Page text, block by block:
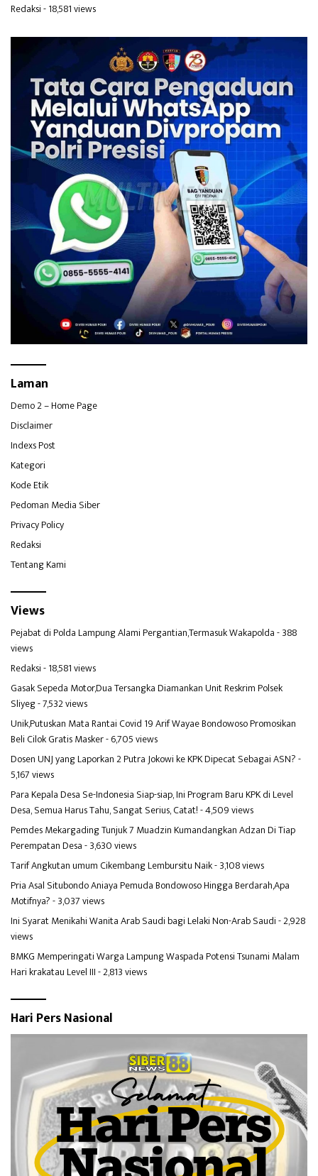
Redaksi- 18,581 views
Laman
Demo 2 – Home Page
Disclaimer
Indexs Post
Kategori
Kode Etik
Pedoman Media Siber
Privacy Policy
Redaksi
Tentang Kami
Views
Pejabat di Polda Lampung Alami Pergantian,Termasuk Wakapolda- 388
views
Redaksi- 18,581 views
Gasak Sepeda Motor,Dua Tersangka Diamankan Unit Reskrim Polsek
Sliyeg- 7,532 views
Unik,Putuskan Mata Rantai Covid 19 Arif Wayae Bondowoso Promosikan
Beli Cilok Gratis Masker- 6,705 views
Dosen UNJ yang Laporkan 2 Putra Jokowi ke KPK Dipecat Sebagai ASN?-
5,167 views
Para Kepala Desa Se-Indonesia Siap-siap, Ini Program Baru KPK di Level
Desa, Semua Harus Tahu, Sangat Serius, Catat!- 4,509 views
Pemdes Mekargading Tunjuk 7 Muadzin Kumandangkan Adzan Di Tiap
Perempatan Desa- 3,630 views
Tarif Angkutan umum Cikembang Lembursitu Naik- 3,108 views
Pria Asal Situbondo Aniaya Pemuda Bondowoso Hingga Berdarah,Apa
Motifnya?- 3,037 views
Ini Syarat Menikahi Wanita Arab Saudi bagi Lelaki Non-Arab Saudi- 2,928
views
BMKG Memperingati Warga Lampung Waspada Potensi Tsunami Malam
Hari krakatau Level III- 2,813 views
Hari Pers Nasional